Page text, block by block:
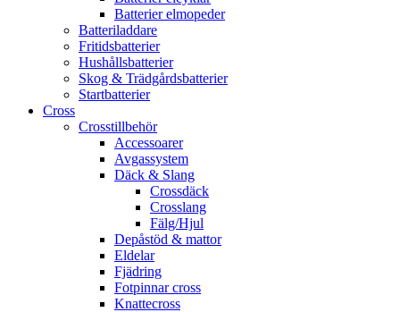
Batterier elmopeder
Batteriladdare
Fritidsbatterier
Hushållsbatterier
Skog & Trädgårdsbatterier
Startbatterier
Cross
Crosstillbehör
Accessoarer
Avgassystem
Däck & Slang
Crossdäck
Crosslang
Fälg/Hjul
Depåstöd & mattor
Eldelar
Fjädring
Fotpinnar cross
Knattecross